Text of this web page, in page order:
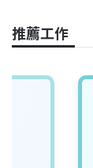
o
k
推薦工作